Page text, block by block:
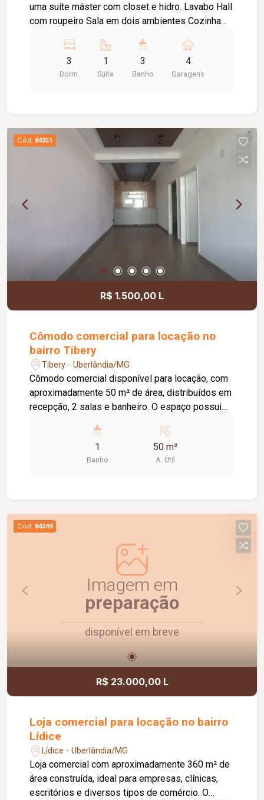
uma suíte máster com closet e hidro. Lavabo Hall
com roupeiro Sala em dois ambientes Cozinha
churrasqueira. Banheiro externo. Área de serviço
4 Vagas de garagem
3
Dorm.
1
Suite
3
Banho
4
Garagens
Cód. 84351
R$ 1.500,00 L
Cômodo comercial para locação no
bairro Tibery
Tibery - Uberlândia/MG
Cômodo comercial disponível para locação, com
aproximadamente 50 m² de área, distribuídos em
recepção, 2 salas e banheiro. O espaço possui
ideal para salão de beleza ou outras atividades
o seu negócio. Agende uma visita e conheça o
1
Banho
50 m²
A. Útil
Cód. 84349
Imagem em
preparação
disponível em breve
R$ 23.000,00 L
Loja comercial para locação no bairro
Lídice
Lídice - Uberlândia/MG
Loja comercial com aproximadamente 360 m² de
área construída, ideal para empresas, clínicas,
escritórios e diversos tipos de comércio. O